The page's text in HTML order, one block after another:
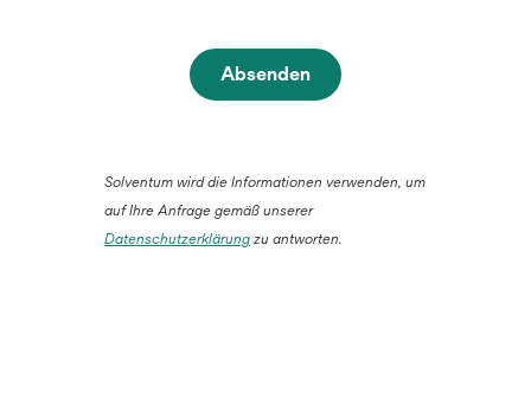
Absenden
Solventum wird die Informationen verwenden, um
auf Ihre Anfrage gemäß unserer
Datenschutzerklärungzu antworten.